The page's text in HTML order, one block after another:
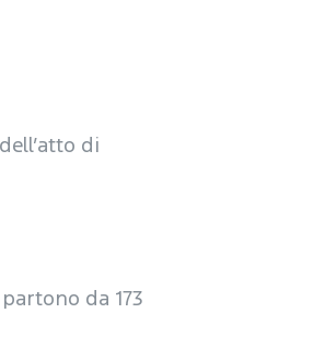
di
da 173